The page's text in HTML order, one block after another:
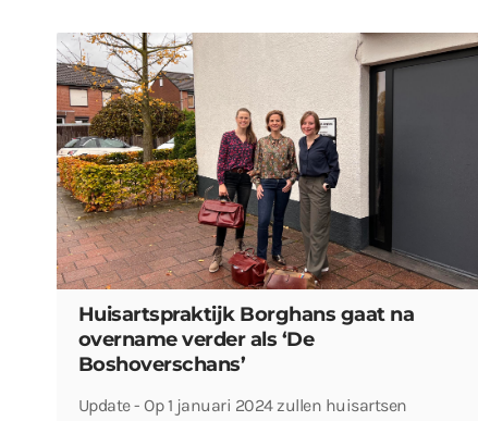
Huisartspraktijk Borghans gaat na
overname verder als ‘De
Boshoverschans’
Update - Op 1 januari 2024 zullen huisartsen